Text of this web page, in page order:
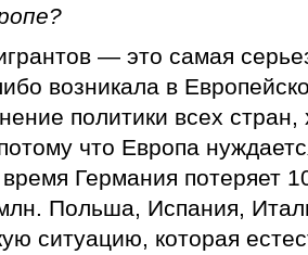
— это самая
возникала в
политики всех стран,
что Европа
время Германия потеряет
Польша, Испания,
ситуацию, которая